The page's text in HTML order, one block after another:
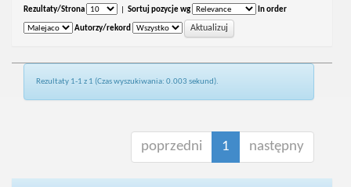
Rezultaty/Strona Sortuj pozycje wg In order
Autorzy/rekord
Rezultaty 1-1 z 1 (Czas wyszukiwania: 0.003 sekund).
poprzedni 1 następny